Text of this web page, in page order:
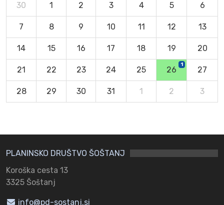
30 1 2 3 4 5 6
7 8 9 10 11 12 13
14 15 16 17 18 19 20
21 22 23 24 25 26
1
27
28 29 30 31 1 2 3
PLANINSKO DRUŠTVO ŠOŠTANJ
Koroška cesta 13
3325 Šoštanj
info@pd-sostanj.si